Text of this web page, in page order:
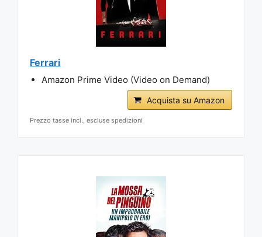
Ferrari
Amazon Prime Video (Video on Demand)
Acquista su Amazon
Prezzo tasse incl., escluse spedizioni